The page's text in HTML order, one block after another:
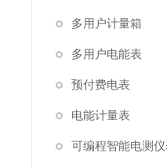
多用户计量箱
多用户电能表
预付费电表
电能计量表
可编程智能电测仪